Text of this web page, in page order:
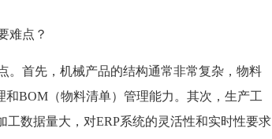
难点？
。首先，机械产品的结构通常非常复杂，物料
BOM（物料清单）管理能力。其次，生产工
数据量大，对ERP系统的灵活性和实时性要求